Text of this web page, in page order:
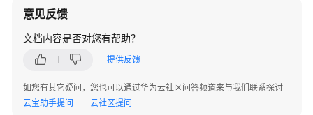
全
场
景
AI
智
意见反馈
文档内容是否对您有帮助？
提供反馈
如您有其它疑问，您也可以通过华为云社区问答频道来与我们联系探讨
云宝助手提问
云社区提问